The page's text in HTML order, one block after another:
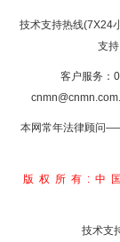
技术支持热线(7X24
支
客户服务：
本网常年法律顾问
版权所有:中
技术支